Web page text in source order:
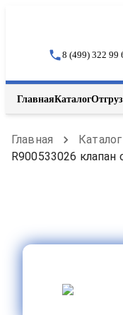
8 (499) 322 99
ГлавнаяКаталог
Главная
R900533026 клапан